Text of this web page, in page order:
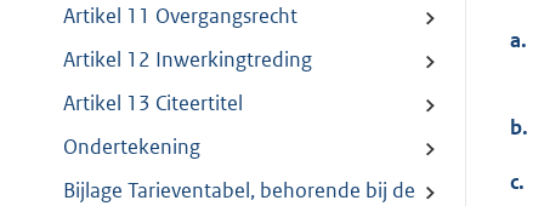
Artikel 11 Overgangsrecht
Artikel 12 Inwerkingtreding
Artikel 13 Citeertitel
Ondertekening
Bijlage Tarieventabel, behorende bij de
a.
b.
c.